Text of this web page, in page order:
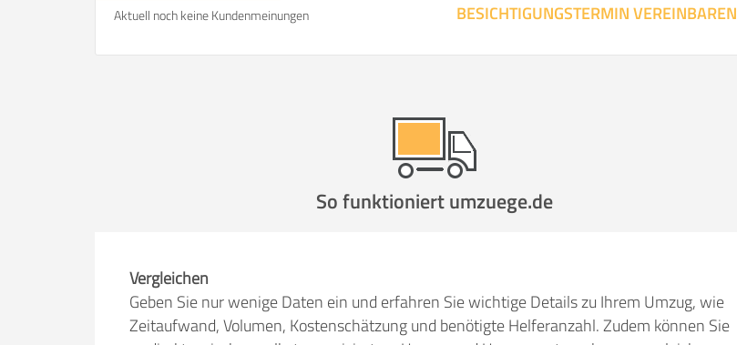
BESICHTIGUNGSTERMIN VEREINBAREN
Aktuell noch keine Kundenmeinungen
So funktioniert umzuege.de
Vergleichen
Geben Sie nur wenige Daten ein und erfahren Sie wichtige Details zu Ihrem Umzug, wie
Zeitaufwand, Volumen, Kostenschätzung und benötigte Helferanzahl. Zudem können Sie